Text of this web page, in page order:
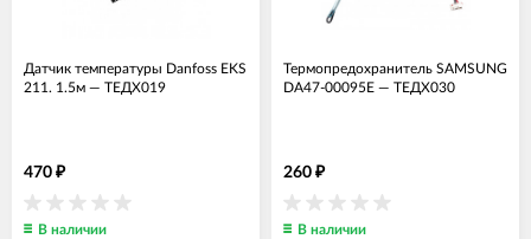
Датчик температуры Danfoss EKS
211. 1.5м — ТЕДХ019
470 ₽
В наличии
Термопредохранитель SAMSUNG
DA47-00095E — ТЕДХ030
260 ₽
В наличии